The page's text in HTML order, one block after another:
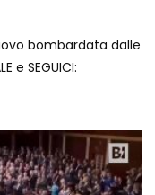
bombardata dalle
e SEGUICI: